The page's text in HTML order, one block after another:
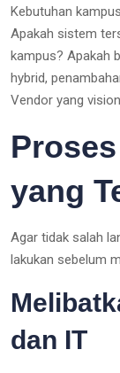
Kebutuhan
Apakah sistem
kampus? Apakah
hybrid,
Vendor yang
yang
Agar tidak salah
lakukan sebelum
dan IT